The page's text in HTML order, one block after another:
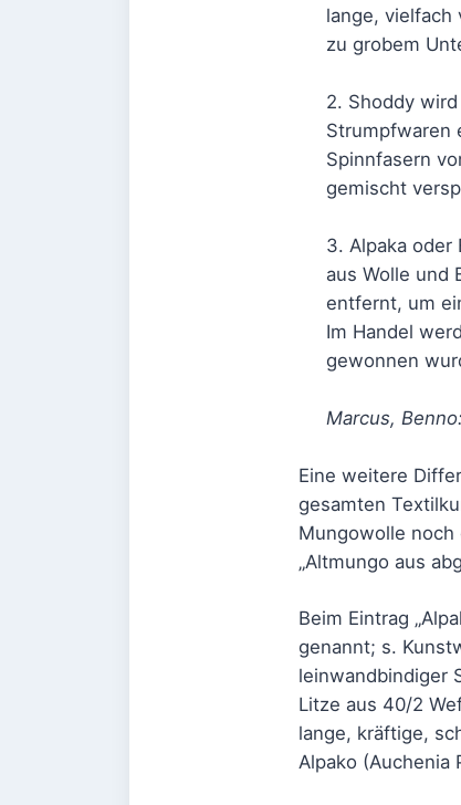
lange,
zu grobem
2. Shoddy
Strumpfwaren
Spinnfasern
gemischt
3. Alpaka
aus Wolle und
entfernt, um
Im Handel
gewonnen
Marcus,
Eine weitere
gesamten
Mungowolle noch
„Altmungo aus
Beim Eintrag
genannt; s.
leinwandbindiger
Litze aus 40/2
lange, kräftige,
Alpako (Auchenia